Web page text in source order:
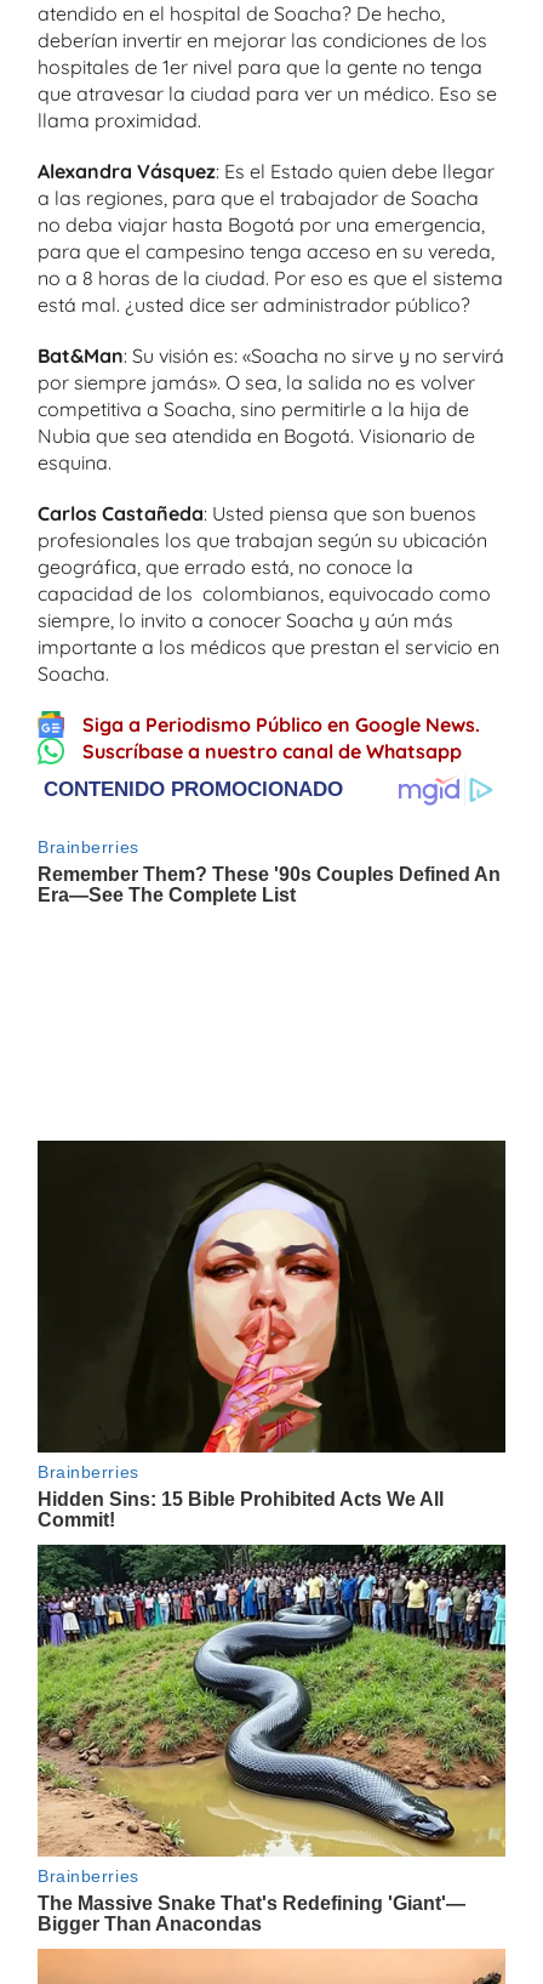
atendido en el hospital de Soacha? De hecho,
deberían invertir en mejorar las condiciones de los
hospitales de 1er nivel para que la gente no tenga
que atravesar la ciudad para ver un médico. Eso se
llama proximidad.
Alexandra Vásquez: Es el Estado quien debe llegar
a las regiones, para que el trabajador de Soacha
no deba viajar hasta Bogotá por una emergencia,
para que el campesino tenga acceso en su vereda,
no a 8 horas de la ciudad. Por eso es que el sistema
está mal. ¿usted dice ser administrador público?
Bat&Man: Su visión es: «Soacha no sirve y no servirá
por siempre jamás». O sea, la salida no es volver
competitiva a Soacha, sino permitirle a la hija de
Nubia que sea atendida en Bogotá. Visionario de
esquina.
Carlos Castañeda: Usted piensa que son buenos
profesionales los que trabajan según su ubicación
geográfica, que errado está, no conoce la
capacidad de los colombianos, equivocado como
siempre, lo invito a conocer Soacha y aún más
importante a los médicos que prestan el servicio en
Soacha.
Siga a Periodismo Público en Google News.
Suscríbase a nuestro canal de Whatsapp